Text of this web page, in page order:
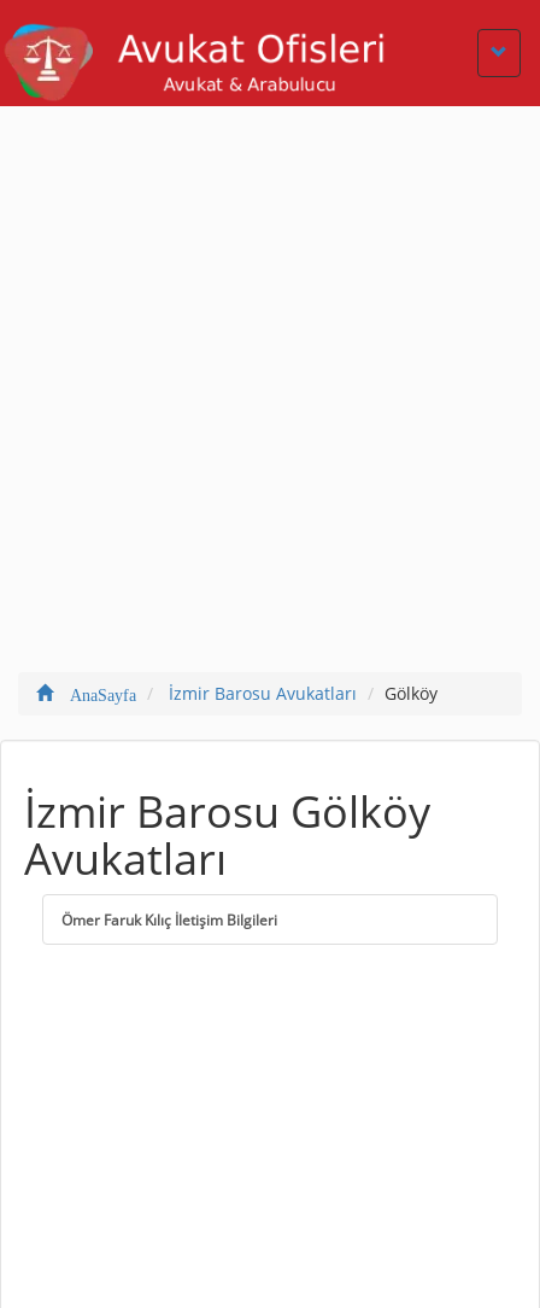
AnaSayfa İzmir Barosu Avukatları Gölköy
İzmir Barosu Gölköy
Avukatları
Ömer Faruk Kılıç İletişim Bilgileri